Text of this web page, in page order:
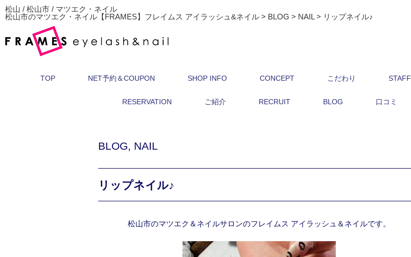
松山 / 松山市 / マツエク・ネイル
松山市のマツエク・ネイル【FRAMES】フレイムス アイラッシュ&ネイル > BLOG > NAIL> リップネイル♪
TOP NET予約＆COUPON SHOP INFO CONCEPT こだわり STAFF
RESERVATION ご紹介 RECRUIT BLOG 口コミ
BLOG, NAIL
リップネイル♪
松山市のマツエク＆ネイルサロンのフレイムス アイラッシュ＆ネイルです。